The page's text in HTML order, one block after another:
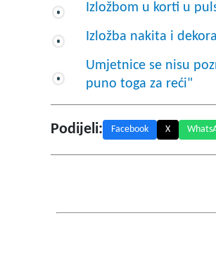
Izložbom u korti u
Izložba nakita i
Umjetnice se nisu
puno toga za reći"
Podijeli: Facebook X